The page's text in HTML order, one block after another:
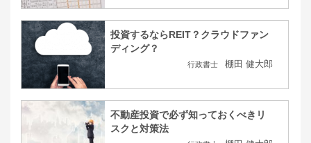
投資するならREIT？クラウドファン
ディング？
行政書士 棚田 健大郎
不動産投資で必ず知っておくべきリ
スクと対策法